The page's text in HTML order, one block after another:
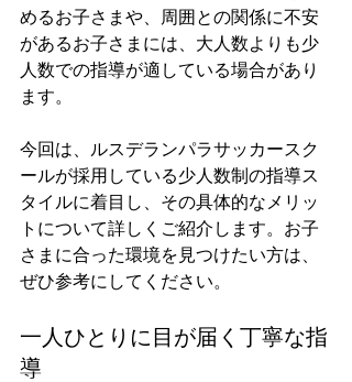
めるお子さまや、周囲との関係に不安
があるお子さまには、大人数よりも少
人数での指導が適している場合があり
ます。
今回は、ルスデランパラサッカースク
ールが採用している少人数制の指導ス
タイルに着目し、その具体的なメリッ
トについて詳しくご紹介します。お子
さまに合った環境を見つけたい方は、
ぜひ参考にしてください。
一人ひとりに目が届く丁寧な指
導